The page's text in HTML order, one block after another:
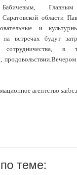
Главным
области
и
встречах будут
сотрудничества,
агентство
теме: